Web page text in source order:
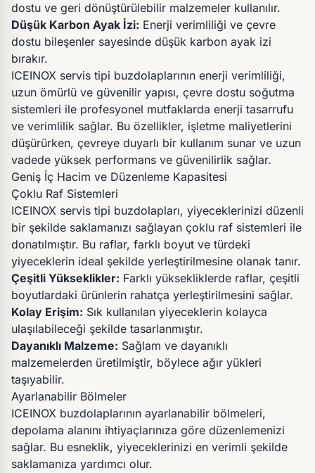
dostu ve geri dönüştürülebilir malzemeler kullanılır.
Düşük Karbon Ayak İzi: Enerji verimliliği ve çevre
dostu bileşenler sayesinde düşük karbon ayak izi
bırakır.
ICEINOX servis tipi buzdolaplarının enerji verimliliği,
uzun ömürlü ve güvenilir yapısı, çevre dostu soğutma
sistemleri ile profesyonel mutfaklarda enerji tasarrufu
ve verimlilik sağlar. Bu özellikler, işletme maliyetlerini
düşürürken, çevreye duyarlı bir kullanım sunar ve uzun
vadede yüksek performans ve güvenilirlik sağlar.
Geniş İç Hacim ve Düzenleme Kapasitesi
Çoklu Raf Sistemleri
ICEINOX servis tipi buzdolapları, yiyeceklerinizi düzenli
bir şekilde saklamanızı sağlayan çoklu raf sistemleri ile
donatılmıştır. Bu raflar, farklı boyut ve türdeki
yiyeceklerin ideal şekilde yerleştirilmesine olanak tanır.
Çeşitli Yükseklikler: Farklı yüksekliklerde raflar, çeşitli
boyutlardaki ürünlerin rahatça yerleştirilmesini sağlar.
Kolay Erişim: Sık kullanılan yiyeceklerin kolayca
ulaşılabileceği şekilde tasarlanmıştır.
Dayanıklı Malzeme: Sağlam ve dayanıklı
malzemelerden üretilmiştir, böylece ağır yükleri
taşıyabilir.
Ayarlanabilir Bölmeler
ICEINOX buzdolaplarının ayarlanabilir bölmeleri,
depolama alanını ihtiyaçlarınıza göre düzenlemenizi
sağlar. Bu esneklik, yiyeceklerinizi en verimli şekilde
saklamanıza yardımcı olur.